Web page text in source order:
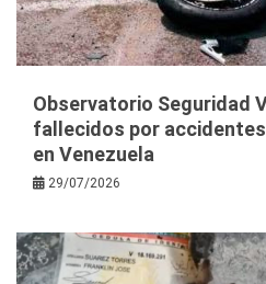
Observatorio Seguridad
fallecidos por
en Venezuela
29/07/2026